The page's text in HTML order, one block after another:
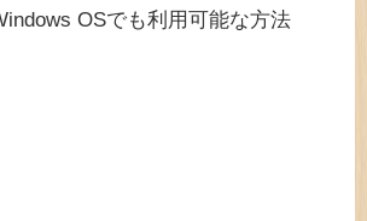
OSでも利用可能な方法